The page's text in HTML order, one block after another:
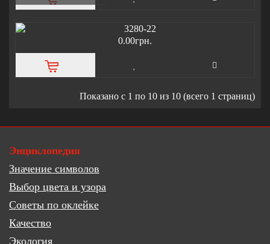
0.00грн.
Показано с 1 по 10 из 10 (всего 1 страниц)
Энциклопедия
Значение символов
Выбор цвета и узора
Советы по оклейке
Качество
Экология